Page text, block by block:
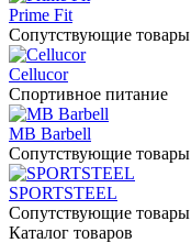
Prime Fit
Сопутствующие товары
Cellucor
Спортивное питание
MB Barbell
Сопутствующие товары
SPORTSTEEL
Сопутствующие товары
Каталог товаров